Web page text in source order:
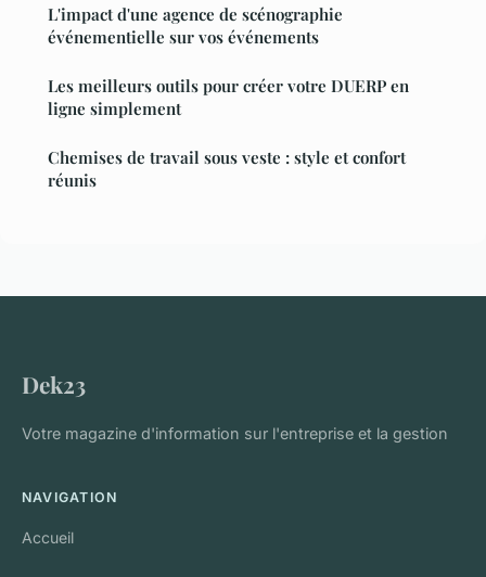
L'impact d'une agence de scénographie
événementielle sur vos événements
Les meilleurs outils pour créer votre DUERP en
ligne simplement
Chemises de travail sous veste : style et confort
réunis
Dek23
Votre magazine d'information sur l'entreprise et la gestion
NAVIGATION
Accueil